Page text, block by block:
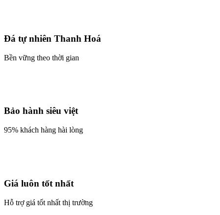
Đá tự nhiên Thanh Hoá
Bền vững theo thời gian
Bảo hành siêu việt
95% khách hàng hài lòng
Giá luôn tốt nhất
Hỗ trợ giá tốt nhất thị trường